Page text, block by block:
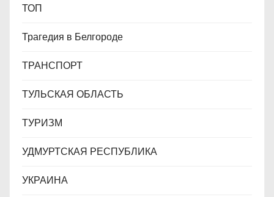
ТОП
Трагедия в Белгороде
ТРАНСПОРТ
ТУЛЬСКАЯ ОБЛАСТЬ
ТУРИЗМ
УДМУРТСКАЯ РЕСПУБЛИКА
УКРАИНА